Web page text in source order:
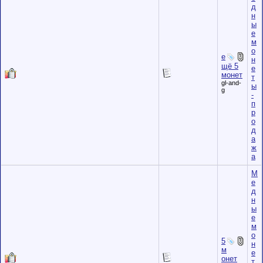
е
щё 5
монет
gl-and-
g
д
н
ы
е
м
о
н
е
т
ы
-
п
р
о
д
а
ж
а
5
м
онет
М
е
д
н
ы
е
м
о
н
е